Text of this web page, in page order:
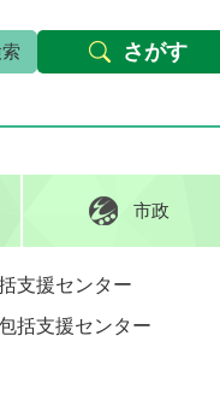
本文へ Foreign
市政
さがす
支援センター
括支援センター